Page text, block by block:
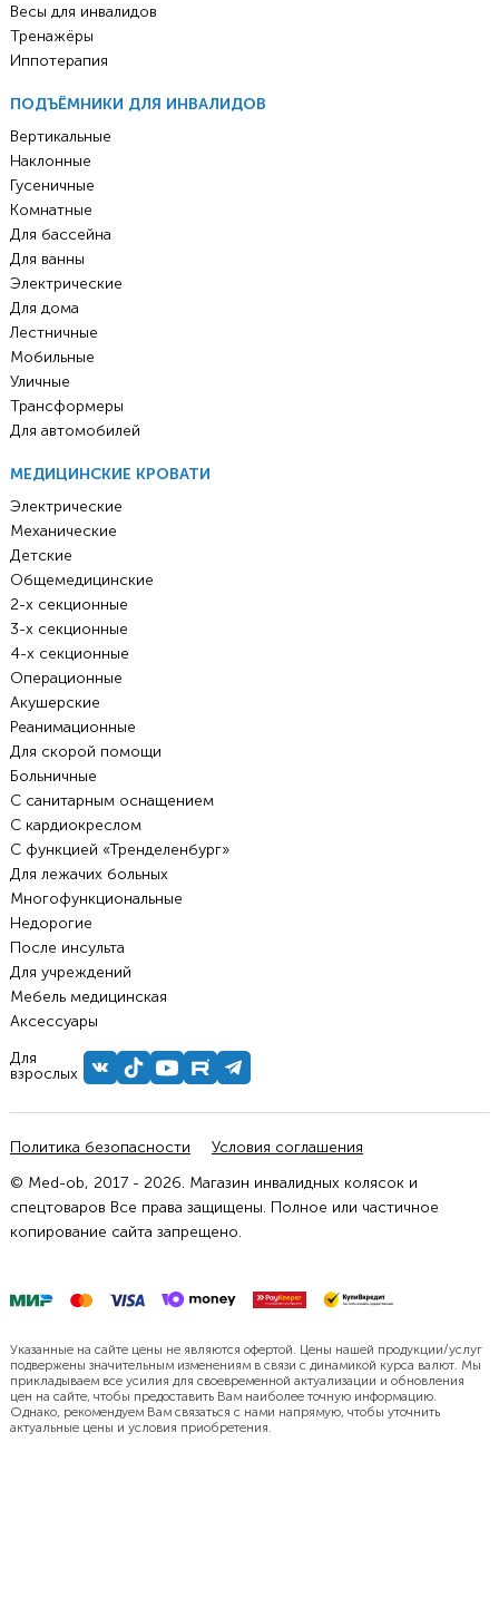
Весы для инвалидов
Тренажёры
Иппотерапия
ПОДЪЁМНИКИ ДЛЯ ИНВАЛИДОВ
Вертикальные
Наклонные
Гусеничные
Комнатные
Для бассейна
Для ванны
Электрические
Для дома
Лестничные
Мобильные
Уличные
Трансформеры
Для автомобилей
МЕДИЦИНСКИЕ КРОВАТИ
Электрические
Механические
Детские
Общемедицинские
2-х секционные
3-х секционные
4-х секционные
Операционные
Акушерские
Реанимационные
Для скорой помощи
Больничные
С санитарным оснащением
С кардиокреслом
С функцией «Тренделенбург»
Для лежачих больных
Многофункциональные
Недорогие
После инсульта
Для учреждений
Мебель медицинская
Аксессуары
Для
взрослых
Политика безопасности
Условия соглашения
© Med-ob, 2017 - 2026. Магазин инвалидных колясок и
спецтоваров Все права защищены. Полное или частичное
копирование сайта запрещено.
Указанные на сайте цены не являются офертой. Цены нашей продукции/услуг
подвержены значительным изменениям в связи с динамикой курса валют. Мы
прикладываем все усилия для своевременной актуализации и обновления
цен на сайте, чтобы предоставить Вам наиболее точную информацию.
Однако, рекомендуем Вам связаться с нами напрямую, чтобы уточнить
актуальные цены и условия приобретения.